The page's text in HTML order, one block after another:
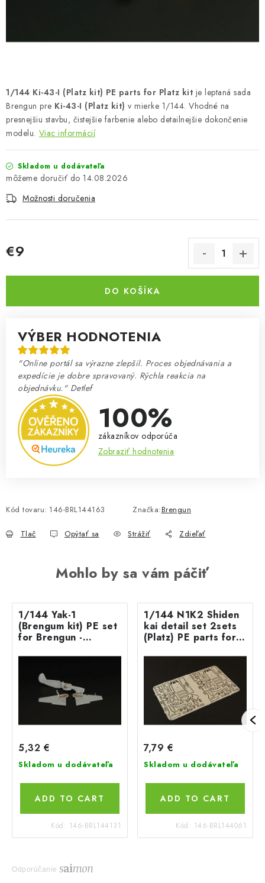
VOUCHERS
PREDÁVANÉ ZNAČKY
Podmienky a pravidlá
Zásady ochrany osobných údajov
Postup pri podávaní sťažností
1/144 Ki-43-I (Platz kit) PE parts for Platz kit je leptaná sada
Brengun pre Ki-43-I (Platz kit) v mierke 1/144. Vhodné na
presnejšiu stavbu, čistejšie farbenie alebo detailnejšie dokončenie
modelu. Viac informácií
Skladom u dodávateľa
14.08.2026
Možnosti doručenia
€9
DO KOŠÍKA
VÝBER HODNOTENIA
"Online portál sa výrazne zlepšil. Proces objednávania a
expedície je dobre spravovaný. Rýchla reakcia na
objednávku." Detlef
100%
zákazníkov odporúča
Zobraziť hodnotenia
Kód tovaru: 146-BRL144163 Značka:Brengun
Tlač Opýtať sa Strážiť Zdieľať
Mohlo by sa vám páčiť
1/144 Yak-1
(Brengum kit) PE set
for Brengun -
5,32 €
Skladom u dodávateľa
ADD TO CART
Kód: 146-BRL144131
1/144 N1K2 Shiden
kai detail set 2sets
(Platz) PE parts for
7,79 €
Skladom u dodávateľa
ADD TO CART
Kód: 146-BRL144061
Odporúčanie